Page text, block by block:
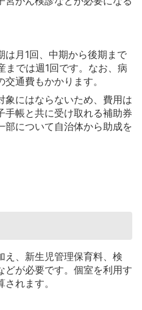
は月1回、中期から後期まで
までは週1回です。なお、病
通費もかかります。
象にはならないため、費用は
手帳と共に受け取れる補助券
部について自治体から助成を
え、新生児管理保育料、検
どが必要です。個室を利用す
されます。